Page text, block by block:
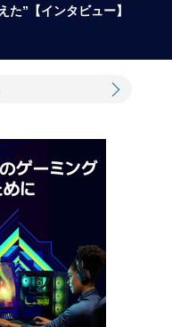
た”【インタビュー】